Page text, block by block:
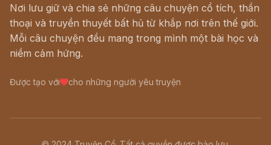
Nơi lưu giữ và chia sẻ những câu chuyện cổ tích, thần
thoại và truyền thuyết bất hủ từ khắp nơi trên thế giới.
Mỗi câu chuyện đều mang trong mình một bài học và
niềm cảm hứng.
Được tạo với cho những người yêu truyện